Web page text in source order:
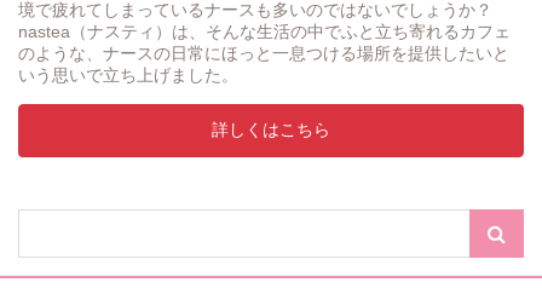
境で疲れてしまっているナースも多いのではないでしょうか？
nastea（ナスティ）は、そんな生活の中でふと立ち寄れるカフェ
のような、ナースの日常にほっと一息つける場所を提供したいと
いう思いで立ち上げました。
詳しくはこちら